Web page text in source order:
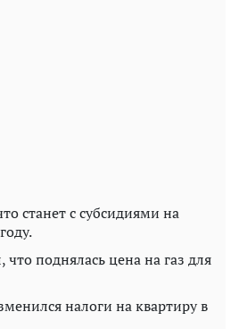
станет с субсидиями на
поднялась цена на газ для
налоги на квартиру в